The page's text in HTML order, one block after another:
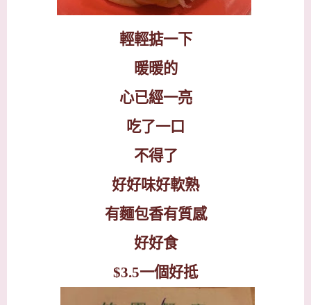
輕輕掂一下
暖暖的
心已經一亮
吃了一口
不得了
好好味好軟熟
有麵包香有質感
好好食
$3.5一個好抵